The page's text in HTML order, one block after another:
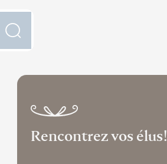
Rencontrez vos élus!